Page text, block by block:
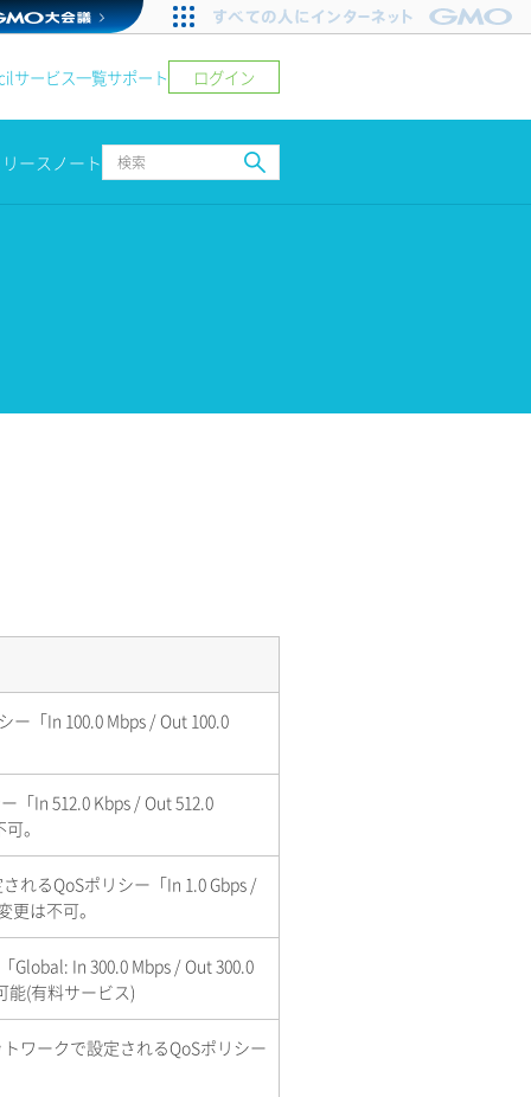
サービス一覧サポート ログイン
リースノート
ー「In 100.0 Mbps / Out 100.0
「In 512.0 Kbps / Out 512.0
。
れるQoSポリシー「In 1.0 Gbps /
更は不可。
Global: In 300.0 Mbps / Out 300.0
能(有料サービス)
ワークで設定されるQoSポリシー